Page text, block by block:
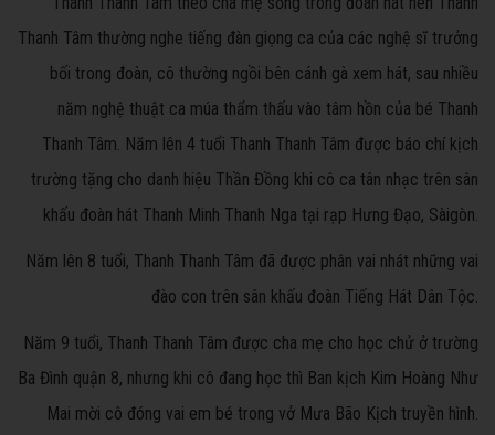
Thanh Tâm thường nghe tiếng đàn giọng ca của các nghệ sĩ trưởng
bối trong đoàn, cô thường ngồi bên cánh gà xem hát, sau nhiều
năm nghệ thuật ca múa thẩm thấu vào tâm hồn của bé Thanh
Thanh Tâm. Năm lên 4 tuổi Thanh Thanh Tâm được báo chí kịch
trường tặng cho danh hiệu Thần Đồng khi cô ca tân nhạc trên sân
khấu đoàn hát Thanh Minh Thanh Nga tại rạp Hưng Đạo, Sàigòn.
Năm lên 8 tuổi, Thanh Thanh Tâm đã được phân vai nhát những vai
đào con trên sân khấu đoàn Tiếng Hát Dân Tộc.
Năm 9 tuổi, Thanh Thanh Tâm được cha mẹ cho học chử ở trường
Ba Đình quận 8, nhưng khi cô đang học thì Ban kịch Kim Hoàng Như
Mai mời cô đóng vai em bé trong vở Mưa Bão Kịch truyền hình.